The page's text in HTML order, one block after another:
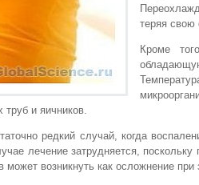
теряя свою
Кроме
и яичников.
редкий случай, когда
лечение затрудняется,
возникнуть как осложнение при